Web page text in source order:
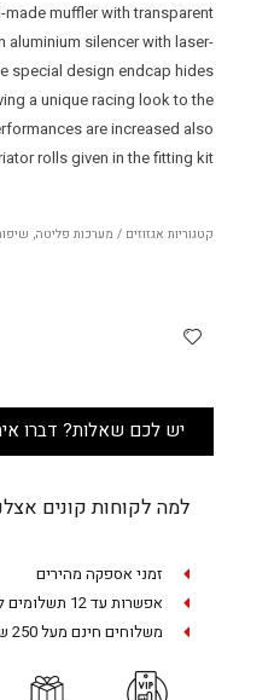
muffler with transparent
aluminium silencer with laser-
special design endcap hides
a unique racing look to the
are increased also
rolls given in the fitting kit.
קטגוריות אגזוזים / מערכות פליטה,
יש לכם שאלות? דברו
למה לקוחות קונים
זמני אספקה מהירים
אפשרות עד 12 תשלומים ללא ריבית
משלוחים חינם מעל 250 ש״ח